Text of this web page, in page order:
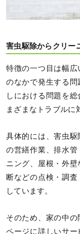
害虫駆除からクリー
特徴の一つ目は幅
のなかで発生する
しにおける問題を
まざまなトラブルに
具体的には、害虫
の営繕作業、排水
ニング、屋根・外
断などの点検・調
しています。
そのため、家の中
ページに詳しいサー